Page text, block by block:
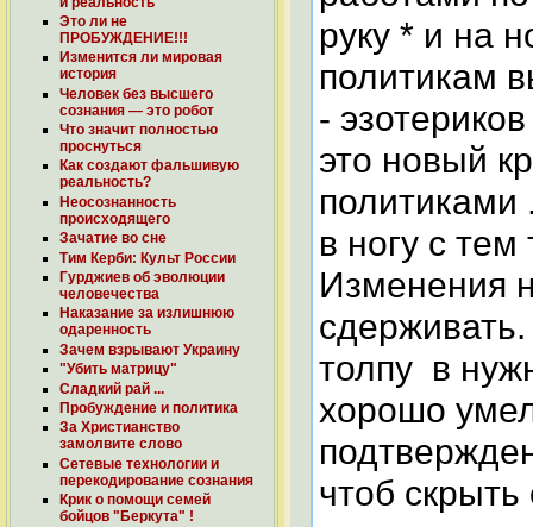
Это ли не
ПРОБУЖДЕНИЕ!!!
Изменится ли мировая
история
Человек без высшего
сознания — это робот
Что значит полностью
проснуться
Как создают фальшивую
реальность?
Неосознанность
происходящего
Зачатие во сне
Тим Керби: Культ России
Гурджиев об эволюции
человечества
Наказание за излишнюю
одаренность
Зачем взрывают Украину
"Убить матрицу"
Сладкий рай ...
Пробуждение и политика
За Христианство
замолвите слово
Сетевые технологии и
перекодирование cознания
Крик о помощи семей
бойцов "Беркута" !
руку * и на
политикам
-
это новый
политиками
в ногу с
Изменения
толпу в
хорошо
чтоб